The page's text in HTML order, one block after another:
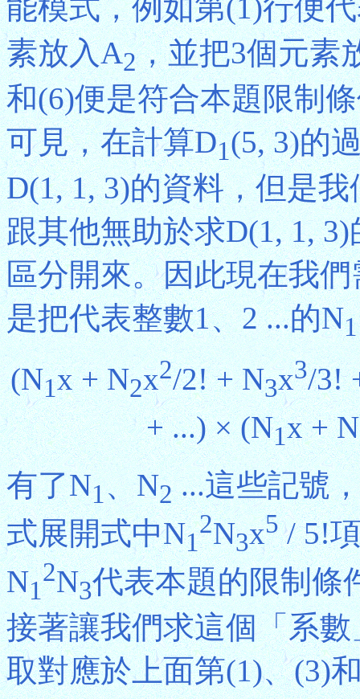
能模式，例如第(1)行便
素放入A2，並把3個元素
和(6)便是符合本題限制
可見，在計算D1(5, 3)的
D(1, 1, 3)的資料，但是
跟其他無助於求D(1, 1,
區分開來。因此現在我
是把代表整數1、2 ...的N1
(N1x + N2x2/2! + N3x3/3!
+ ...) × (N1x + N
有了N1、N2...這些記號
式展開式中N1
2N3x5/ 5!
N1
2N3代表本題的限制條
接著讓我們求這個「系
取對應於上面第(1)、(3)